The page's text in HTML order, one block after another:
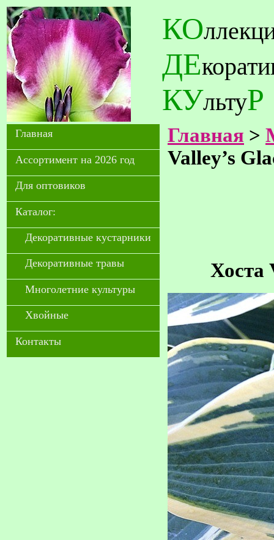
КО
ДЕ
КУльтуР
Главная
Ассортимент на 2026 год
Для оптовиков
Каталог:
Декоративные кустарники
Декоративные травы
Многолетние культуры
Хвойные
Контакты
Главная >
Valley’s
Хоста